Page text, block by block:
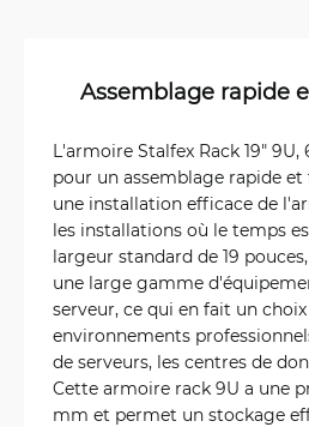
Assemblage rapide
L'armoire Stalfex Rack 19"
pour un assemblage rapide
une installation efficace de
les installations où le temps
largeur standard de 19
une large gamme
serveur, ce qui en fait un
environnements
de serveurs, les centres de
Cette armoire rack 9U a une
mm et permet un stockage